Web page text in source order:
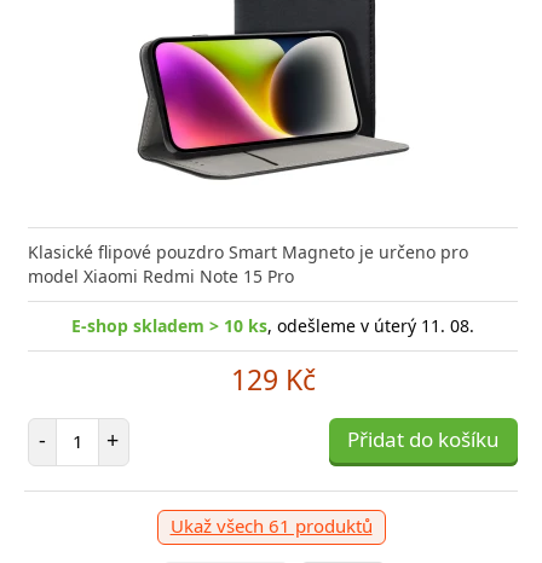
Klasické flipové pouzdro Smart Magneto je určeno pro
model Xiaomi Redmi Note 15 Pro
E-shop skladem > 10 ks, odešleme v úterý 11. 08.
129 Kč
- Počet položek
+ Přidat do košíku
Ukaž všech 61 produktů